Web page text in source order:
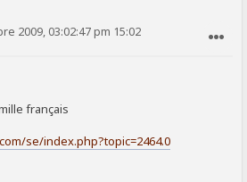
2009, 03:02:47 pm 15:02
français
se/index.php?topic=2464.0